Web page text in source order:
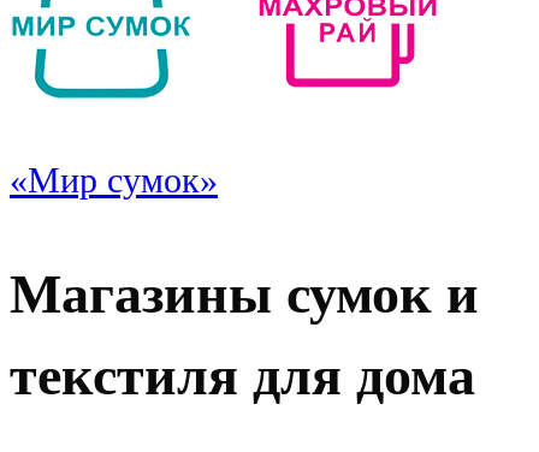
«Мир сумок»
Магазины сумок и
текстиля для дома